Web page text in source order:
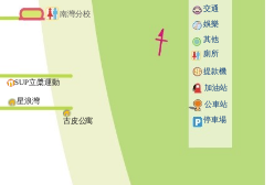
交通
娛樂
其他
廁所
提款機
加油站
停車場
南灣分校
古皮公寓
公車站
星浪灣
SUP立槳運動